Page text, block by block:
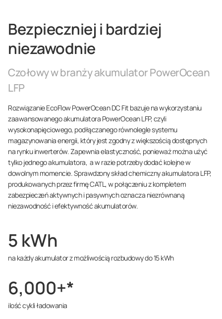
Bezpieczniej i bardziej
niezawodnie
Czołowy w branży akumulator PowerOcean
LFP
Rozwiązanie EcoFlow PowerOcean DC Fit bazuje na wykorzystaniu
zaawansowanego akumulatora PowerOcean LFP, czyli
wysokonapięciowego, podłączanego równolegle systemu
magazynowania energii, który jest zgodny z większością dostępnych
na rynku inwerterów. Zapewnia elastyczność, ponieważ można użyć
tylko jednego akumulatora, a w razie potrzeby dodać kolejne w
dowolnym momencie. Sprawdzony skład chemiczny akumulatora LFP,
produkowanych przez firmę CATL, w połączeniu z kompletem
zabezpieczeń aktywnych i pasywnych oznacza niezrównaną
niezawodność i efektywność akumulatorów.
5 kWh
na każdy akumulator z możliwością rozbudowy do 15 kWh
6,000+*
ilość cykli ładowania